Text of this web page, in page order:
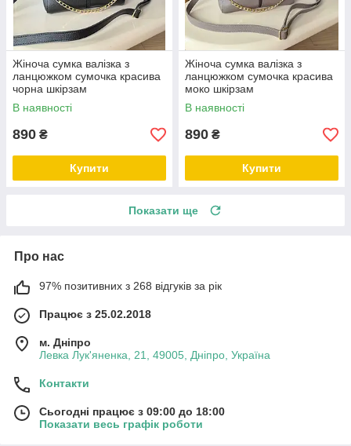
Жіноча сумка валізка з
ланцюжком сумочка красива
чорна шкірзам
В наявності
890 ₴
Купити
Жіноча сумка валізка з
ланцюжком сумочка красива
моко шкірзам
В наявності
890 ₴
Купити
Показати ще
Про нас
97% позитивних з 268 відгуків за рік
Працює з 25.02.2018
м. Дніпро
Левка Лук'яненка, 21, 49005, Дніпро, Україна
Контакти
Сьогодні працює з 09:00 до 18:00
Показати весь графік роботи